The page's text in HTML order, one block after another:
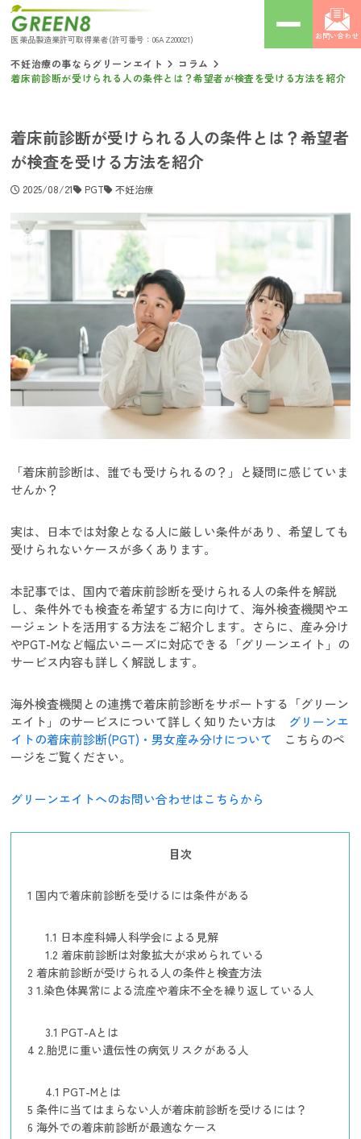
医薬品製造業許可取得業者(許可番号：06AZ200021) お問い合わせ
不妊治療の事ならグリーンエイト
コラム
着床前診断が受けられる人の条件とは？希望者が検査を受ける方法を紹介
着床前診断が受けられる人の条件とは？希望者
が検査を受ける方法を紹介
2025/08/21 PGT 不妊治療
「着床前診断は、誰でも受けられるの？」と疑問に感じていま
せんか？
実は、日本では対象となる人に厳しい条件があり、希望しても
受けられないケースが多くあります。
本記事では、国内で着床前診断を受けられる人の条件を解説
し、条件外でも検査を希望する方に向けて、海外検査機関やエ
ージェントを活用する方法をご紹介します。さらに、産み分け
やPGT-Mなど幅広いニーズに対応できる「グリーンエイト」の
サービス内容も詳しく解説します。
海外検査機関との連携で着床前診断をサポートする「グリーン
エイト」のサービスについて詳しく知りたい方は グリーンエ
イトの着床前診断(PGT)・男女産み分けについて
こちらのペ
ージをご覧ください。
グリーンエイトへのお問い合わせはこちらから
目次
1 国内で着床前診断を受けるには条件がある
1.1 日本産科婦人科学会による見解
1.2 着床前診断は対象拡大が求められている
2 着床前診断が受けられる人の条件と検査方法
3 1.染色体異常による流産や着床不全を繰り返している人
3.1 PGT-Aとは
4 2.胎児に重い遺伝性の病気リスクがある人
4.1 PGT-Mとは
5 条件に当てはまらない人が着床前診断を受けるには？
6 海外での着床前診断が最適なケース